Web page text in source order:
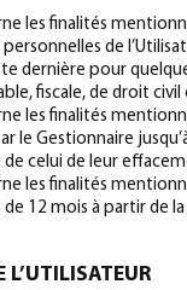
les finalités
personnelles de
dernière pour
fiscale, de droit civil
les finalités
le Gestionnaire
celui de leur
les finalités
12 mois à partir de
L’UTILISATEUR